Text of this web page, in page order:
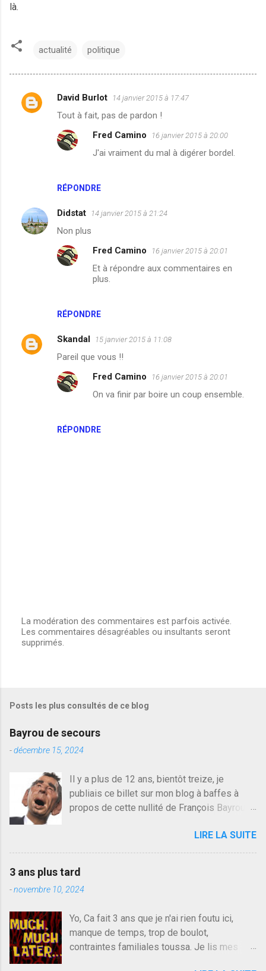
là.
actualité politique
C
a
David Burlot 14 janvier 2015 à 17:47
Tout à fait, pas de pardon !
RÉPONDRE
Fred Camino 16 janvier 2015 à 20:00
J'ai vraiment du mal à digérer bordel.
Didstat 14 janvier 2015 à 21:24
Non plus
RÉPONDRE
Fred Camino 16 janvier 2015 à 20:01
Et à répondre aux commentaires en
plus.
Skandal 15 janvier 2015 à 11:08
Pareil que vous !!
RÉPONDRE
Fred Camino 16 janvier 2015 à 20:01
On va finir par boire un coup ensemble.
E
n
t
e
r
u
m
m
e
n
r
e
La modération des commentaires est parfois activée.
Les commentaires désagréables ou insultants seront
supprimés.
Posts les plus consultés de ce blog
Bayrou de secours
-décembre 15, 2024
Il y a plus de 12 ans, bientôt treize, je
publiais ce billet sur mon blog à baffes à
propos de cette nullité de François Bayrou. Il
quelqu'un, je ne parle pas des couples mais
des amis ou des valeurs dans lesquels on
croit. François Bayrou est en passe de
devenir le traite d'une partie de son électorat
et c'est par la presse qu'on l'apprend. On
plus proche de Sarkozy que de Hollande,
sinon il serait candidat du centre de la
gauche molle mais quand on écoutait ses
LIRE LA SUITE
3 ans plus tard
-novembre 10, 2024
Yo, Ca fait 3 ans que je n'ai rien foutu ici,
manque de temps, trop de boulot,
contraintes familiales toussa. Je lis mes